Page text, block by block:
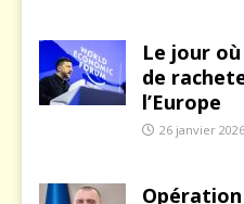
Le jour où
de
l’Europe